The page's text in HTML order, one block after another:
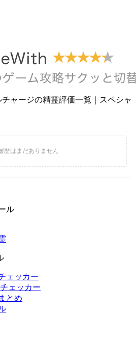
チャージの精霊評価一覧｜スペシャ
ル
ェッカー
ェッカー
とめ